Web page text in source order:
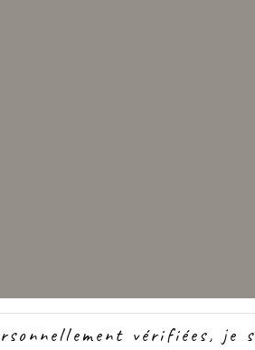
vérifiées, je